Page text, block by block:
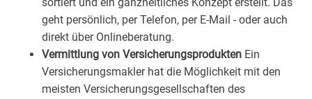
geht persönlich, per Telefon, per E-Mail - oder auch
direkt über Onlineberatung.
Vermittlung von Versicherungsprodukten Ein
Versicherungsmakler hat die Möglichkeit mit den
meisten Versicherungsgesellschaften des